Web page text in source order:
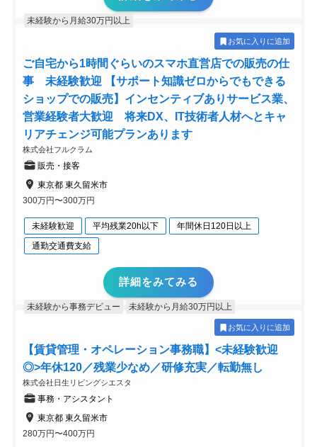
未経験から月給30万円以上
お気に入りに追加
ご自宅から1時間ぐらいのスマホ直営店での販売の仕
事 未経験歓迎 【サポート知識ゼロからでもできる
ショップでの販売】インセンティブありサービス業、
営業経験者大歓迎 将来DX、IT技術者人材へとキャ
リアチェンジ可能プランあります
株式会社フルクラム
販売・接客
東京都 東久留米市
300万円〜300万円
未経験歓迎 平均残業20h以下
年間休日120日以上
通勤交通費支給
詳細をみてみる
未経験から事務デビュー 未経験から月給30万円以上
お気に入りに追加
【賃貸管理・オペレーション事務職】<未経験歓迎
◎>年休120／残業少なめ／研修充実／転勤無し
株式会社日生リビングシエスタ
事務・アシスタント
東京都 東久留米市
280万円〜400万円